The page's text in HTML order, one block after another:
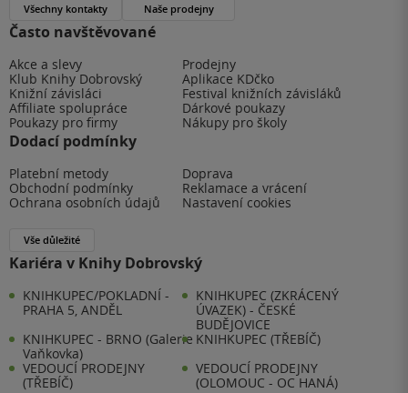
Často navštěvované
Akce a slevy
Prodejny
Klub Knihy Dobrovský
Aplikace KDčko
Knižní závisláci
Festival knižních závisláků
Affiliate spolupráce
Dárkové poukazy
Poukazy pro firmy
Nákupy pro školy
Dodací podmínky
Platební metody
Doprava
Obchodní podmínky
Reklamace a vrácení
Ochrana osobních údajů
Nastavení cookies
Vše důležité
Kariéra v Knihy Dobrovský
KNIHKUPEC/POKLADNÍ -
PRAHA 5, ANDĚL
KNIHKUPEC (ZKRÁCENÝ
ÚVAZEK) - ČESKÉ
BUDĚJOVICE
KNIHKUPEC - BRNO (Galerie
Vaňkovka)
KNIHKUPEC (TŘEBÍČ)
VEDOUCÍ PRODEJNY
(TŘEBÍČ)
VEDOUCÍ PRODEJNY
(OLOMOUC - OC HANÁ)
Všechny kontakty Naše prodejny